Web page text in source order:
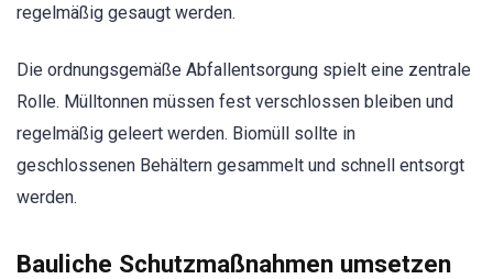
regelmäßig gesaugt werden.
Die ordnungsgemäße Abfallentsorgung spielt eine zentrale
Rolle. Mülltonnen müssen fest verschlossen bleiben und
regelmäßig geleert werden. Biomüll sollte in
geschlossenen Behältern gesammelt und schnell entsorgt
werden.
Bauliche Schutzmaßnahmen umsetzen